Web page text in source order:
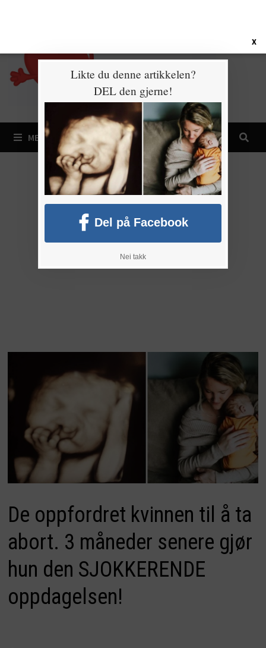
MENY
De oppfordret kvinnen til å ta
abort. 3 måneder senere gjør
hun den SJOKKERENDE
oppdagelsen!
X
Likte du denne artikkelen?
DEL den gjerne!
Del på Facebook
Nei takk